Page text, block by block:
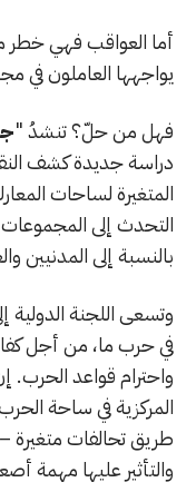
أما العواقب فهي خطر
يواجهها العاملون في
فهل من حلّ؟ تنشدُ "
دراسة جديدة كشف
المتغيرة لساحات
التحدث إلى
بالنسبة إلى المدنيين
وتسعى اللجنة الدولية
في حرب ما، من أجل
واحترام قواعد الحرب.
المركزية في ساحة
طريق تحالفات متغيرة
والتأثير عليها مهمة